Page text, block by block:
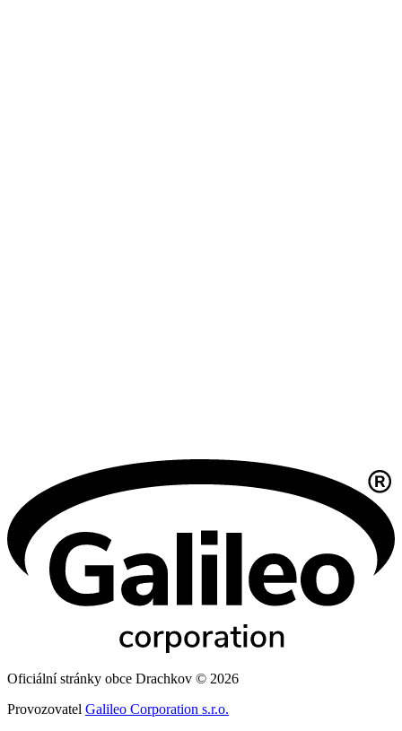
Oficiální stránky obce Drachkov © 2026
Provozovatel Galileo Corporation s.r.o.